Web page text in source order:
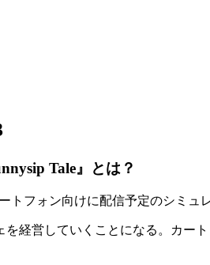
Tale』とは？
トフォン向けに配信予定のシミュ
経営していくことになる。カー